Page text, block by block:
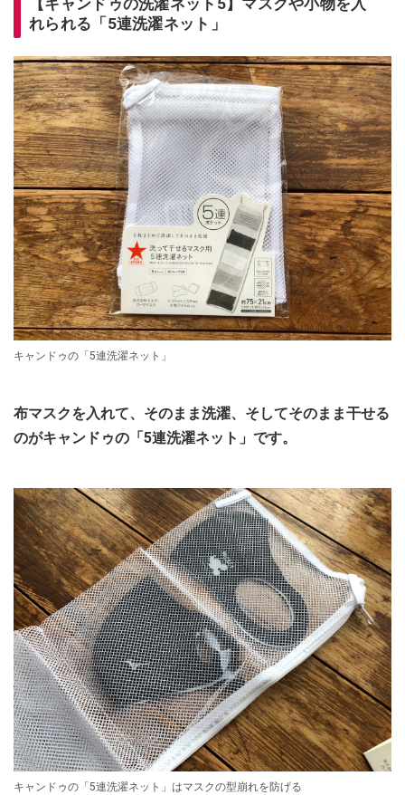
【キャンドゥの洗濯ネット5】マスクや小物を入
れられる「5連洗濯ネット」
キャンドゥの「5連洗濯ネット」
布マスクを入れて、そのまま洗濯、そしてそのまま干せる
のがキャンドゥの「5連洗濯ネット」です。
キャンドゥの「5連洗濯ネット」はマスクの型崩れを防げる